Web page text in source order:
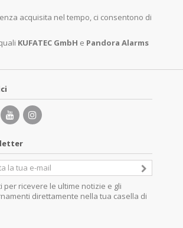
acquisita nel tempo, ci consentono di
KUFATEC GmbH e Pandora Alarms
per ricevere le ultime notizie e gli
direttamente nella tua casella di